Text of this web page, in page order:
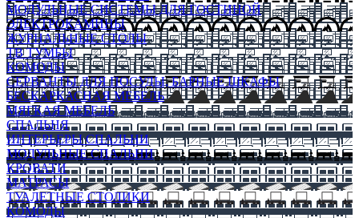
МОДУЛЬНЫЕ СИСТЕМЫ ДЛЯ ГОСТИНОЙ
ЭЛЕКТРОКАМИНЫ
ЖУРНАЛЬНЫЕ СТОЛЫ
ТВ ТУМБЫ
КОМОДЫ
СЕРВАНТЫ ДЛЯ ПОСУДЫ, БАРНЫЕ ШКАФЫ
БЕСКАРКАСНАЯ МЕБЕЛЬ
МЯГКАЯ МЕБЕЛЬ
СПАЛЬНЯ
ИНТЕРЬЕРЫ СПАЛЬНИ
МОДУЛЬНЫЕ СПАЛЬНИ
КРОВАТИ
МАТРАСЫ
ТУАЛЕТНЫЕ СТОЛИКИ
КОМОДЫ